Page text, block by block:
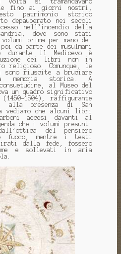
fino ai giorni nostri,
patrimonio storico
depauperato nei secoli
nell’incendio della
dove sono stati
prima per mano dei
da parte dei musulmani
durante il Medioevo è
dei libri non in
religioso. Comunque, le
sono riuscite a bruciare
memoria storica. A
al Museo del
un quadro significativo
raffigurante
presenza di San
vediamo che alcuni libri
accesi davanti al
che i volumi presunti
del pensiero
fuoco, mentre i testi
dalla fede, fossero
e sollevati in aria